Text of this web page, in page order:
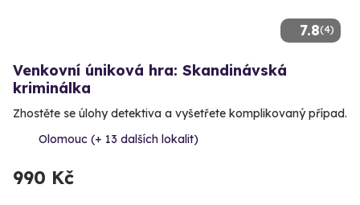
7.8(4)
Venkovní úniková hra: Skandinávská
kriminálka
Zhostěte se úlohy detektiva a vyšetřete komplikovaný případ.
Olomouc (+ 13 dalších lokalit)
990 Kč